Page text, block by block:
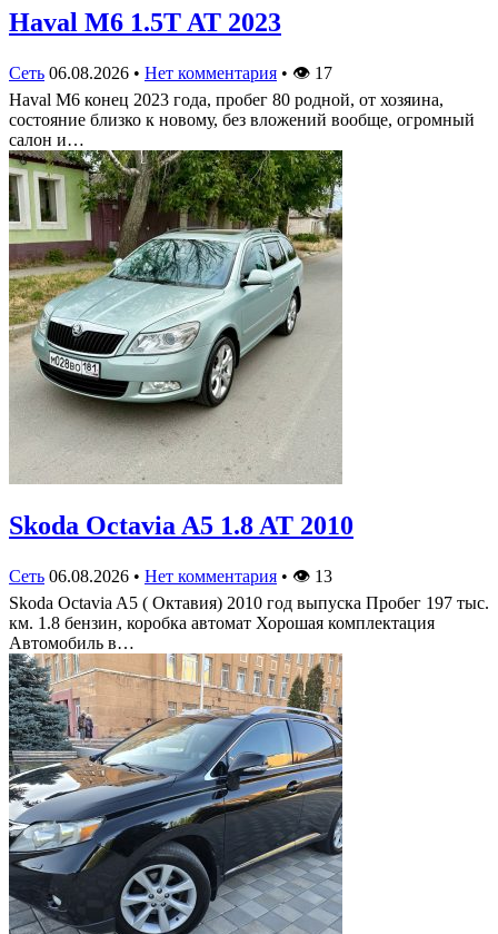
Haval M6 1.5T AT 2023
Сеть 06.08.2026 • Нет комментария • 👁 17
Haval M6 конец 2023 года, пробег 80 родной, от хозяина,
состояние близко к новому, без вложений вообще, огромный
салон и…
Skoda Octavia A5 1.8 AT 2010
Сеть 06.08.2026 • Нет комментария • 👁 13
Skoda Octavia A5 ( Октавия) 2010 год выпуска Пробег 197 тыс.
км. 1.8 бензин, коробка автомат Хорошая комплектация
Автомобиль в…